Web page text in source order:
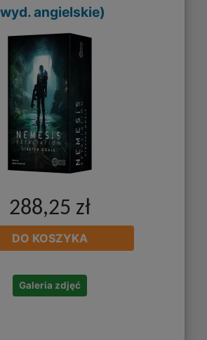
angielskie)
288,25 zł
DO KOSZYKA
Galeria zdjęć